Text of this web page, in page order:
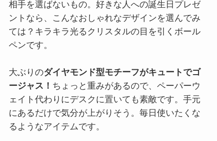
相手を選ばないもの。好きな人への誕生日プレゼ
ントなら、こんなおしゃれなデザインを選んでみ
ては？キラキラ光るクリスタルの目を引くボール
ペンです。
大ぶりのダイヤモンド型モチーフがキュートでゴ
ージャス！ ちょっと重みがあるので、ペーパーウ
ェイト代わりにデスクに置いても素敵です。手元
にあるだけで気分が上がりそう。毎日使いたくな
るようなアイテムです。